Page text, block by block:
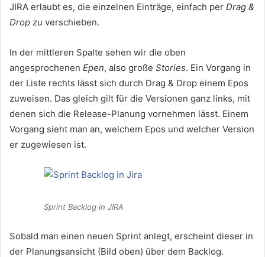
JIRA erlaubt es, die einzelnen Einträge, einfach per Drag &
Drop zu verschieben.
In der mittleren Spalte sehen wir die oben
angesprochenen Epen, also große Stories. Ein Vorgang in
der Liste rechts lässt sich durch Drag & Drop einem Epos
zuweisen. Das gleich gilt für die Versionen ganz links, mit
denen sich die Release-Planung vornehmen lässt. Einem
Vorgang sieht man an, welchem Epos und welcher Version
er zugewiesen ist.
Sprint Backlog in JIRA
Sobald man einen neuen Sprint anlegt, erscheint dieser in
der Planungsansicht (Bild oben) über dem Backlog.